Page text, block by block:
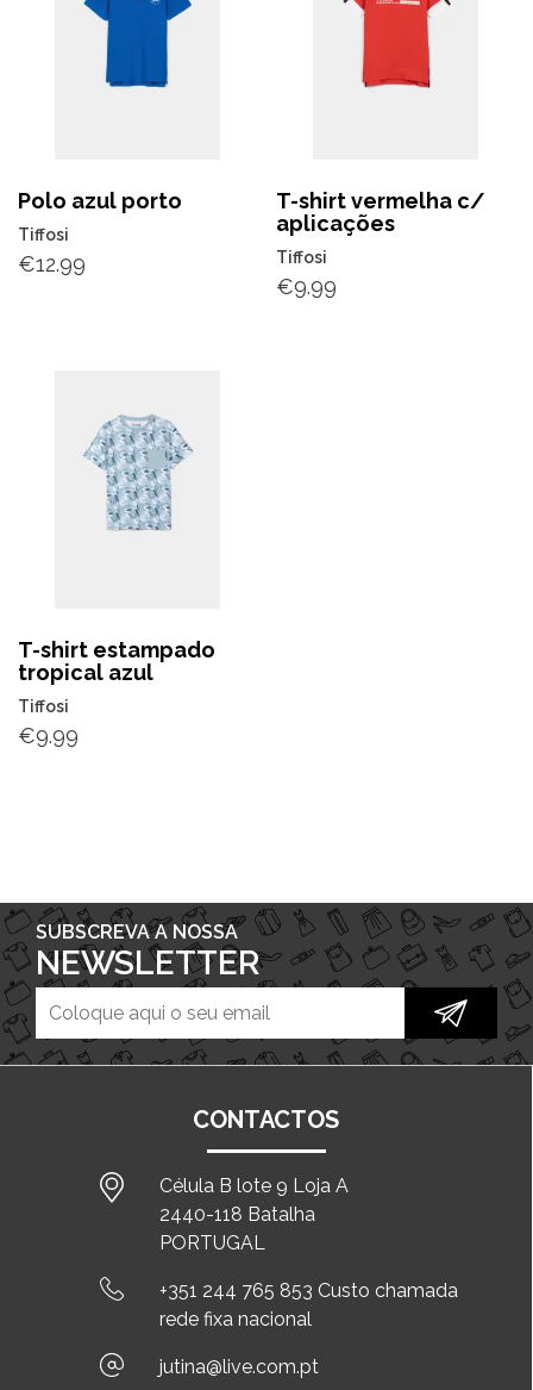
Polo azul porto
Tiffosi
€12.99
T-shirt vermelha c/
aplicações
Tiffosi
€9.99
T-shirt estampado
tropical azul
Tiffosi
€9.99
SUBSCREVA A NOSSA
NEWSLETTER
CONTACTOS
Célula B lote 9 Loja A
2440-118 Batalha
PORTUGAL
+351 244 765 853 Custo chamada
rede fixa nacional
jutina@live.com.pt